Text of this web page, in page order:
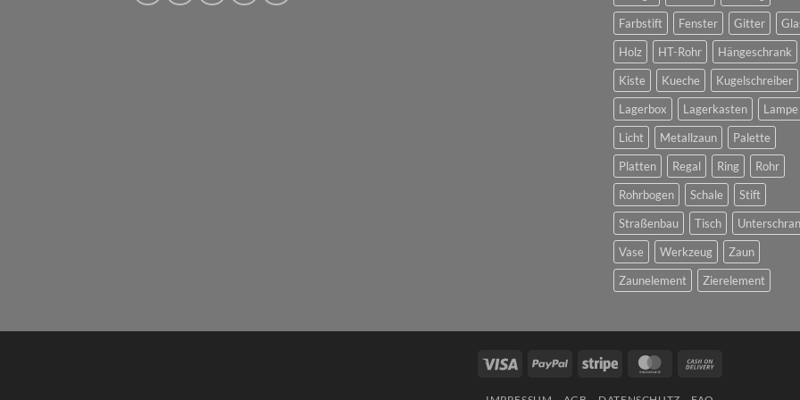
Farbstift
Fenster Gitter
Holz
HT-Rohr
Hängeschrank
Kiste
Kueche
Kugelschreiber
Lagerbox
Lagerkasten
Lampe
Licht
Metallzaun
Palette
Platten
Regal Ring
Rohr
Rohrbogen
Schale
Stift
Straßenbau
Tisch
Vase
Werkzeug
Zaun
Zaunelement
Zierelement
Visa PayPal Stripe MasterCard